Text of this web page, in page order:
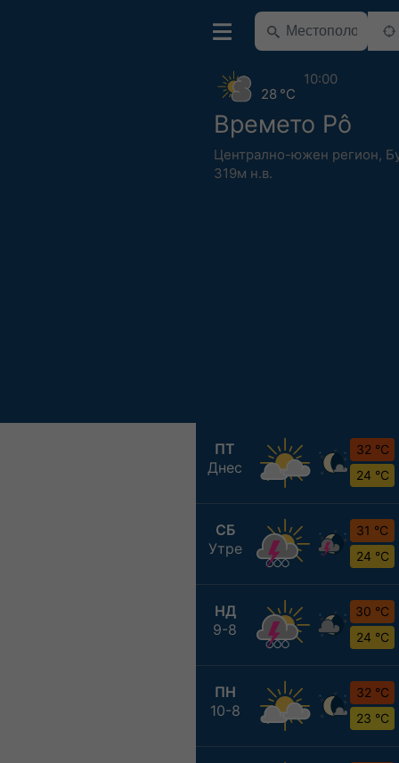
Времето Pô
Централно-южен регион,
319м н.в.
28 °C
10:00
ПТ
Днес
32 °C
24 °C
СБ
Утре
31 °C
24 °C
НД
9-8
30 °C
24 °C
ПН
10-8
32 °C
23 °C